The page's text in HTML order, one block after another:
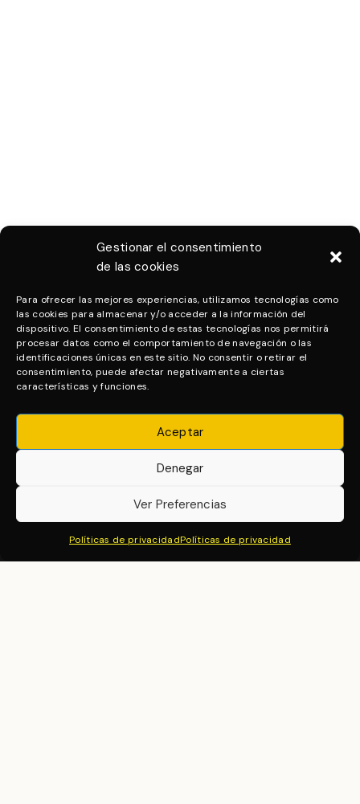
Gestionar el consentimiento
de las cookies
Para ofrecer las mejores experiencias, utilizamos tecnologías como
las cookies para almacenar y/o acceder a la información del
dispositivo. El consentimiento de estas tecnologías nos permitirá
procesar datos como el comportamiento de navegación o las
identificaciones únicas en este sitio. No consentir o retirar el
consentimiento, puede afectar negativamente a ciertas
características y funciones.
Aceptar
Denegar
Ver Preferencias
Políticas de privacidadPolíticas de privacidad
© 2026 Pasión por el Vino - Diseñado porSerinfor Marketing